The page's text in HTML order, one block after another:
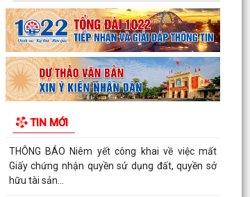
TIN MỚI
cường công tác truyền...
THÔNG BÁO Niêm yết công khai về việc mất
Giấy chứng nhận quyền sử dụng đất, quyền sở
hữu tài sản...
Thông báo Niêm yết công khai về việc mất Giấy
tài sản...
THÔNG BÁO Niêm yết công khai về việc mất
Giấy chứng nhận quyền sử dụng đất, quyền sở
hữu tài sản...